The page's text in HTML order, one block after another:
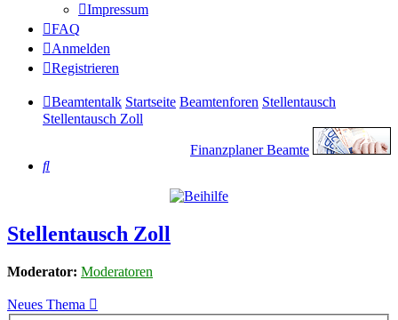
Impressum
FAQ
Anmelden
Registrieren
Beamtentalk Startseite Beamtenforen Stellentausch
Stellentausch Zoll
Finanzplaner Beamte
Suche
Stellentausch Zoll
Moderator: Moderatoren
Neues Thema